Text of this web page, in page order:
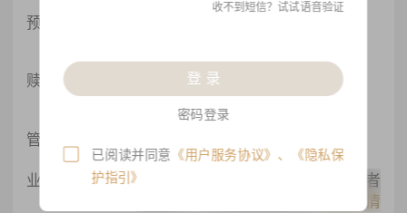
预估赎回日
赎回费
0日≤持有日起<365日：1%
持有日起≥365日：0%
登录可见
管理费
业绩报酬
(1) 业绩报酬的计提基准日：投资者
赎回日、分红权益登记日、基金清
查看详情
收不到短信？试试语音验证
登 录
密码登录
已阅读并同意 《用户服务协议》 、
《隐私保
护指引》